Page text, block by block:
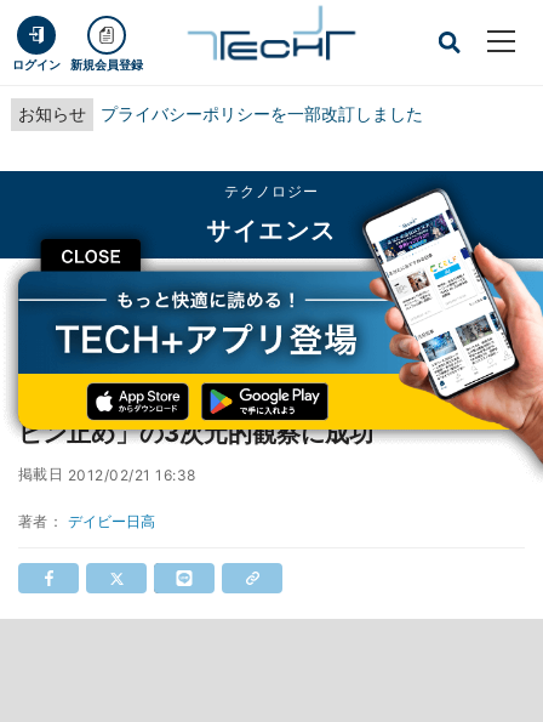
ログイン 新規会員登録
お知らせ プライバシーポリシーを一部改訂しました
CLOSE
テクノロジー
サイエンス
TECH+ テクノロジー
サイエンス
東北大など、高温超伝導物質の「磁束量子のピン止め」の3次元的観察に成功
東北大など、高温超伝導物質の「磁束量子の
ピン止め」の3次元的観察に成功
掲載日 2012/02/21 16:38
著者： デイビー日高